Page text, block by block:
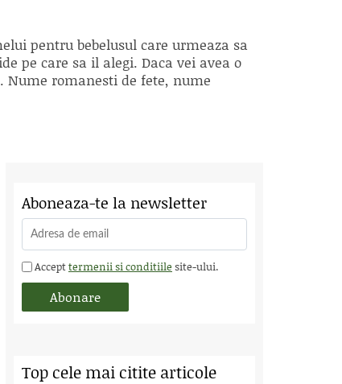
pentru bebelusul care urmeaza sa
pe care sa il alegi. Daca vei avea o
Nume romanesti de fete, nume
Aboneaza-te la newsletter
Accepttermenii si conditiile site-ului.
Top cele mai citite articole